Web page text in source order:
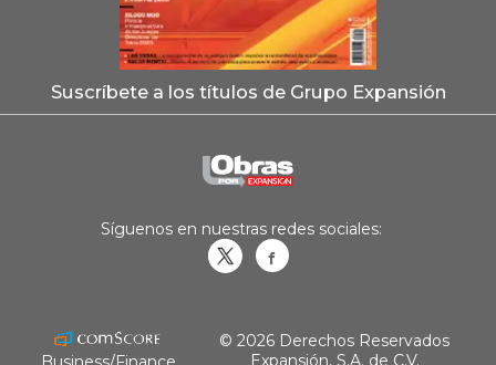
Suscríbete a los títulos de Grupo Expansión
Síguenos en nuestras redes sociales:
© 2026 Derechos Reservados
Expansión, S.A. de C.V.